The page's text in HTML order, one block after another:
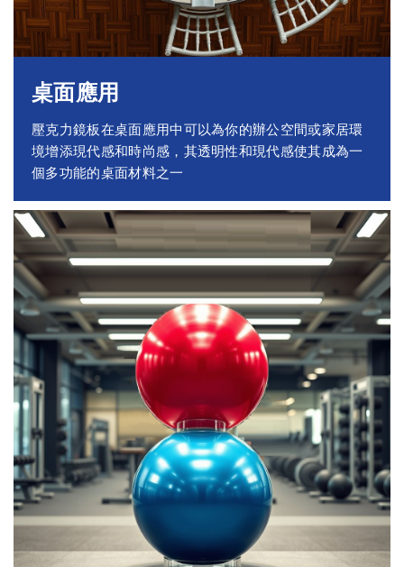
桌面應用
壓克力鏡板在桌面應用中可以為你的辦公空間或家居環
境增添現代感和時尚感，其透明性和現代感使其成為一
個多功能的桌面材料之一